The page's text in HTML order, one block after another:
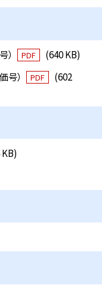
） PDF
(640 KB)
号）
PDF
(602